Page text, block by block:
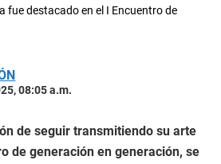
fue destacado en el I Encuentro de
08:05 a.m.
de seguir transmitiendo su arte
de generación en generación, se